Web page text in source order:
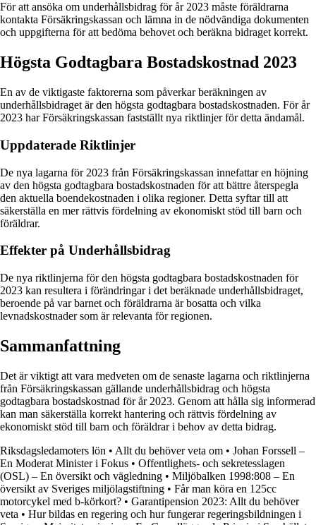
För att ansöka om underhållsbidrag för år 2023 måste föräldrarna
kontakta Försäkringskassan och lämna in de nödvändiga dokumenten
och uppgifterna för att bedöma behovet och beräkna bidraget korrekt.
Högsta Godtagbara Bostadskostnad 2023
En av de viktigaste faktorerna som påverkar beräkningen av
underhållsbidraget är den högsta godtagbara bostadskostnaden. För år
2023 har Försäkringskassan fastställt nya riktlinjer för detta ändamål.
Uppdaterade Riktlinjer
De nya lagarna för 2023 från Försäkringskassan innefattar en höjning
av den högsta godtagbara bostadskostnaden för att bättre återspegla
den aktuella boendekostnaden i olika regioner. Detta syftar till att
säkerställa en mer rättvis fördelning av ekonomiskt stöd till barn och
föräldrar.
Effekter på Underhållsbidrag
De nya riktlinjerna för den högsta godtagbara bostadskostnaden för
2023 kan resultera i förändringar i det beräknade underhållsbidraget,
beroende på var barnet och föräldrarna är bosatta och vilka
levnadskostnader som är relevanta för regionen.
Sammanfattning
Det är viktigt att vara medveten om de senaste lagarna och riktlinjerna
från Försäkringskassan gällande underhållsbidrag och högsta
godtagbara bostadskostnad för år 2023. Genom att hålla sig informerad
kan man säkerställa korrekt hantering och rättvis fördelning av
ekonomiskt stöd till barn och föräldrar i behov av detta bidrag.
Riksdagsledamoters lön • Allt du behöver veta om • Johan Forssell –
En Moderat Minister i Fokus • Offentlighets- och sekretesslagen
(OSL) – En översikt och vägledning • Miljöbalken 1998:808 – En
översikt av Sveriges miljölagstiftning • Får man köra en 125cc
motorcykel med b-körkort? • Garantipension 2023: Allt du behöver
veta • Hur bildas en regering och hur fungerar regeringsbildningen i